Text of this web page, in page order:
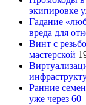
экипировке
Гадание
вреда для
Винт с
мастерской
Ранние
уже через